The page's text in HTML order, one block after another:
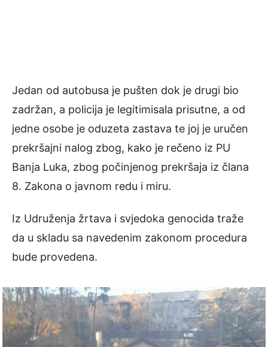
Jedan od autobusa je pušten dok je drugi bio
zadržan, a policija je legitimisala prisutne, a od
jedne osobe je oduzeta zastava te joj je uručen
prekršajni nalog zbog, kako je rečeno iz PU
Banja Luka, zbog počinjenog prekršaja iz člana
8. Zakona o javnom redu i miru.
Iz Udruženja žrtava i svjedoka genocida traže
da u skladu sa navedenim zakonom procedura
bude provedena.